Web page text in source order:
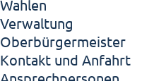
Wahlen
Verwaltung
Oberbürgermeister
Kontakt und Anfahrt